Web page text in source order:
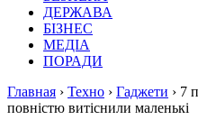
ДЕРЖАВА
БІЗНЕС
МЕДІА
ПОРАДИ
Главная › Техно › Гаджети › 7
повністю витіснили маленькі